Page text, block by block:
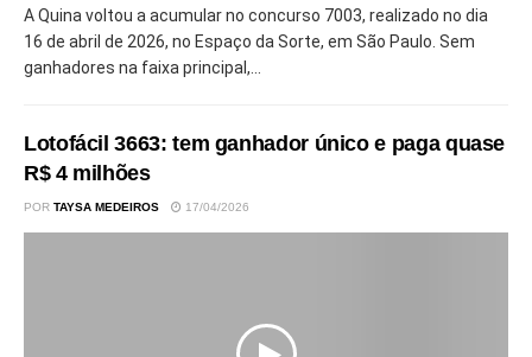
A Quina voltou a acumular no concurso 7003, realizado no dia
16 de abril de 2026, no Espaço da Sorte, em São Paulo. Sem
ganhadores na faixa principal,...
Lotofácil 3663: tem ganhador único e paga quase
R$ 4 milhões
POR TAYSA MEDEIROS 17/04/2026